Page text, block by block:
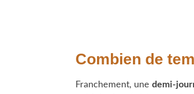
Combien de
Franchement, une demi-